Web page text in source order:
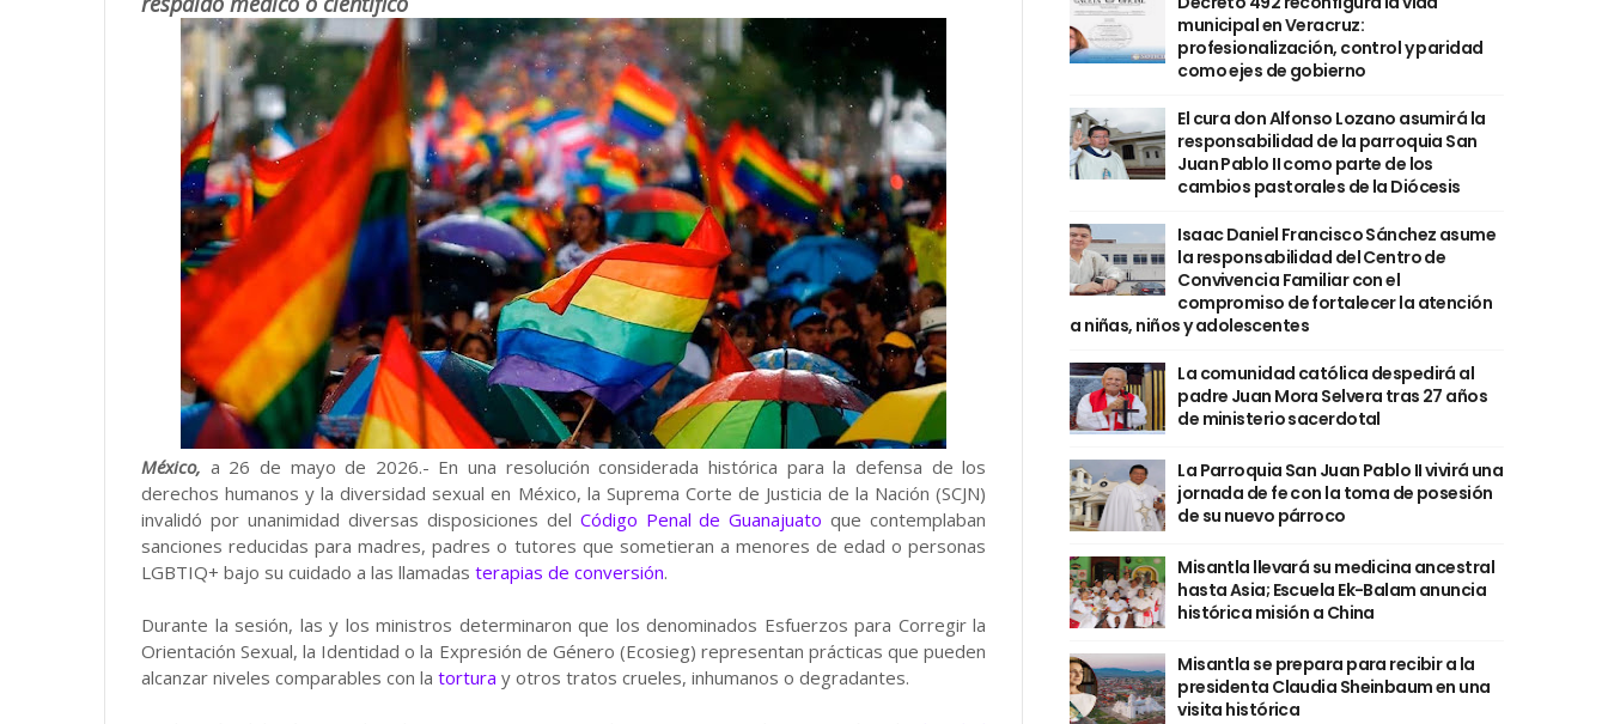
México, a 26 de mayo de 2026.- En una resolución considerada histórica para la defensa de los
derechos humanos y la diversidad sexual en México, la Suprema Corte de Justicia de la Nación (SCJN)
invalidó por unanimidad diversas disposiciones del Código Penal de Guanajuato que contemplaban
sanciones reducidas para madres, padres o tutores que sometieran a menores de edad o personas
LGBTIQ+ bajo su cuidado a las llamadas terapias de conversión.
Durante la sesión, las y los ministros determinaron que los denominados Esfuerzos para Corregir la
Orientación Sexual, la Identidad o la Expresión de Género (Ecosieg) representan prácticas que pueden
alcanzar niveles comparables con la tortura y otros tratos crueles, inhumanos o degradantes.
municipal en Veracruz:
profesionalización, control y paridad
como ejes de gobierno
El cura don Alfonso Lozano asumirá la
responsabilidad de la parroquia San
Juan Pablo II como parte de los
cambios pastorales de la Diócesis
Isaac Daniel Francisco Sánchez asume
la responsabilidad del Centro de
Convivencia Familiar con el
compromiso de fortalecer la atención
a niñas, niños y adolescentes
La comunidad católica despedirá al
padre Juan Mora Selvera tras 27 años
de ministerio sacerdotal
La Parroquia San Juan Pablo II vivirá una
jornada de fe con la toma de posesión
de su nuevo párroco
Misantla llevará su medicina ancestral
hasta Asia; Escuela Ek-Balam anuncia
histórica misión a China
Misantla se prepara para recibir a la
presidenta Claudia Sheinbaum en una
visita histórica